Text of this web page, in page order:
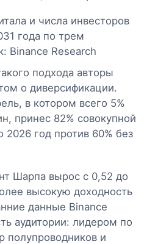
и числа инвесторов
года по трем
Binance Research
подхода авторы
о диверсификации.
в котором всего 5%
принес 82% совокупной
2026 год против 60% без
Шарпа вырос с 0,52 до
высокую доходность
данные Binance
аудитории: лидером по
полупроводников и